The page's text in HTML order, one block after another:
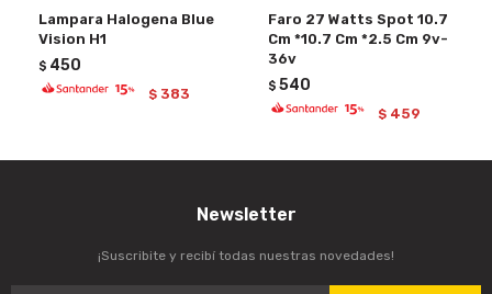
Lampara Halogena Blue
Vision H1
$ 450
$ 383
Faro 27 Watts Spot 10.7
Cm *10.7 Cm *2.5 Cm 9v-
36v
$ 540
$ 459
Newsletter
¡Suscribite y recibí todas nuestras novedades!